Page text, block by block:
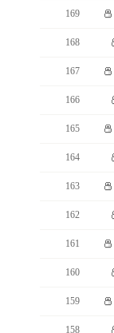
169
168
167
166
165
164
163
162
161
160
159
158